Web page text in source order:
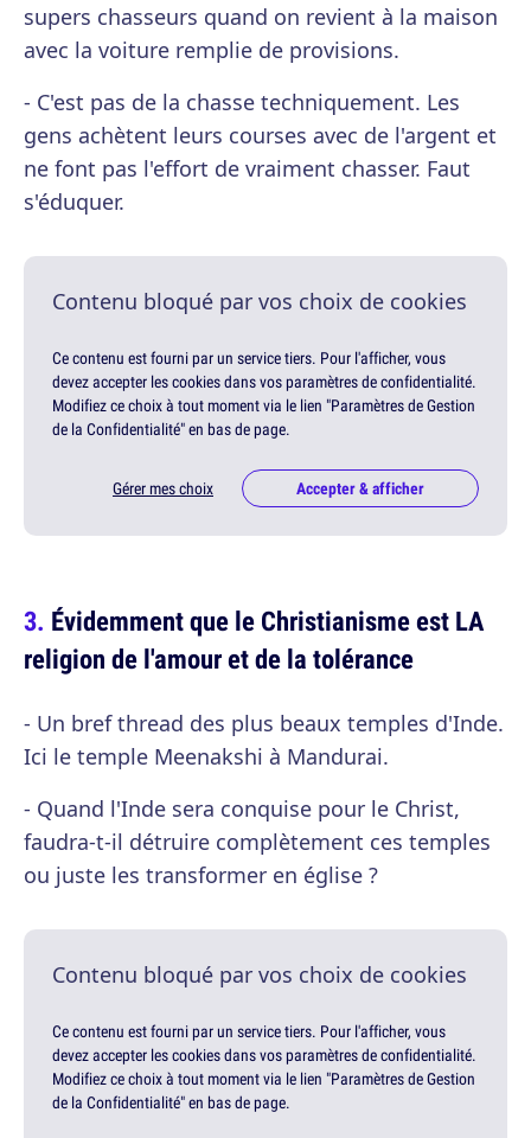
supers chasseurs quand on revient à la maison
avec la voiture remplie de provisions.
- C'est pas de la chasse techniquement. Les
gens achètent leurs courses avec de l'argent et
ne font pas l'effort de vraiment chasser. Faut
s'éduquer.
Contenu bloqué par vos choix de cookies
Ce contenu est fourni par un service tiers. Pour l'afficher, vous
devez accepter les cookies dans vos paramètres de confidentialité.
Modifiez ce choix à tout moment via le lien "Paramètres de Gestion
de la Confidentialité" en bas de page.
Gérer mes choix Accepter & afficher
Évidemment que le Christianisme est LA
religion de l'amour et de la tolérance
- Un bref thread des plus beaux temples d'Inde.
Ici le temple Meenakshi à Mandurai.
- Quand l'Inde sera conquise pour le Christ,
faudra-t-il détruire complètement ces temples
ou juste les transformer en église ?
Contenu bloqué par vos choix de cookies
Ce contenu est fourni par un service tiers. Pour l'afficher, vous
devez accepter les cookies dans vos paramètres de confidentialité.
Modifiez ce choix à tout moment via le lien "Paramètres de Gestion
de la Confidentialité" en bas de page.